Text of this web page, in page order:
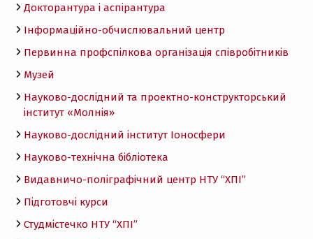
Докторантура і аспірантура
Інформаційно-обчислювальний центр
Первинна профспілкова організація співробітників
Музей
Науково-дослідний та проектно-конструкторський
інститут «Молнія»
Науково-дослідний інститут Іоносфери
Науково-технічна бібліотека
Видавничо-поліграфічний центр НТУ “ХПІ”
Підготовчі курси
Студмістечко НТУ “ХПІ”